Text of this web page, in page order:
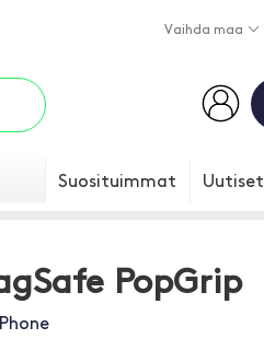
Vaihda maa
Suosituimmat Uutiset
PopGrip